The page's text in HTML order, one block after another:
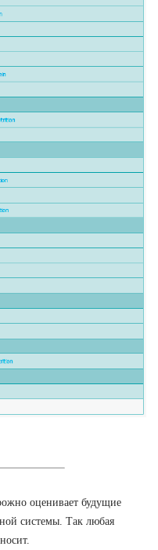
оценивает будущие
системы. Так любая